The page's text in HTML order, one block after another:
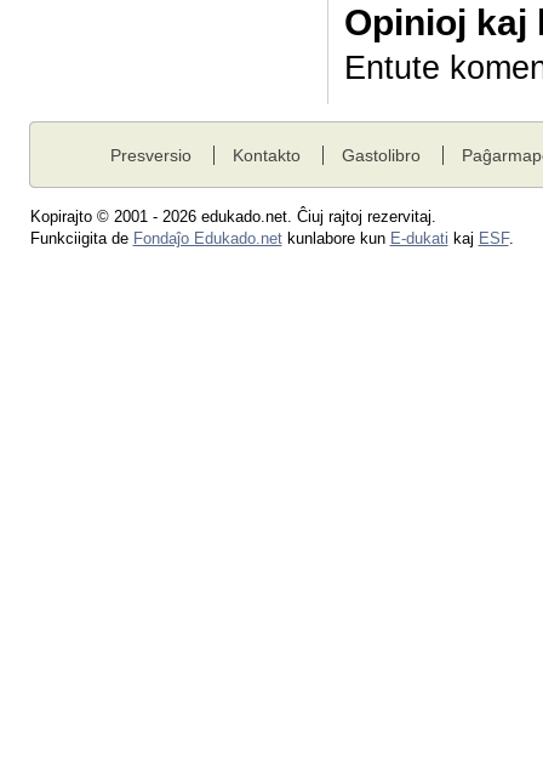
Opinioj kaj
Entute
Presversio Kontakto Gastolibro
Kopirajto © 2001 - 2026 edukado.net. Ĉiuj rajtoj rezervitaj.
Funkciigita de Fondaĵo Edukado.netkunlabore kun E-dukati kaj ESF.